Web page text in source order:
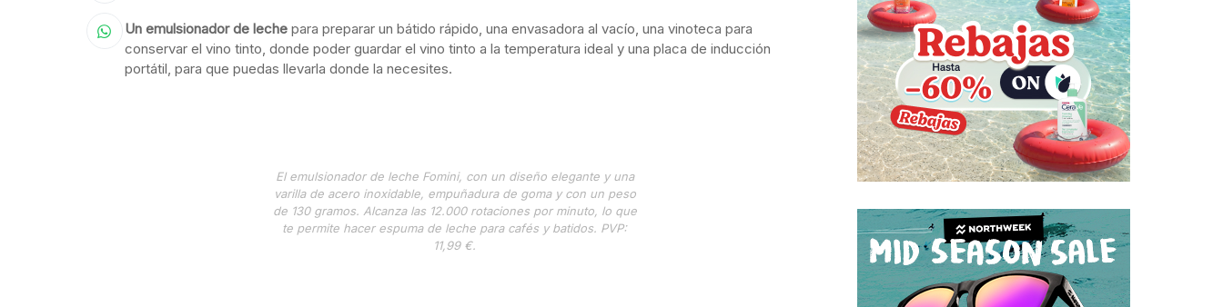
Un emulsionador de leche para preparar un bátido rápido, una envasadora al vacío, una vinoteca para
conservar el vino tinto, donde poder guardar el vino tinto a la temperatura ideal y una placa de inducción
portátil, para que puedas llevarla donde la necesites.
El emulsionador de leche Fomini, con un diseño elegante y una
varilla de acero inoxidable, empuñadura de goma y con un peso
de 130 gramos. Alcanza las 12.000 rotaciones por minuto, lo que
te permite hacer espuma de leche para cafés y batidos. PVP:
11,99 €.